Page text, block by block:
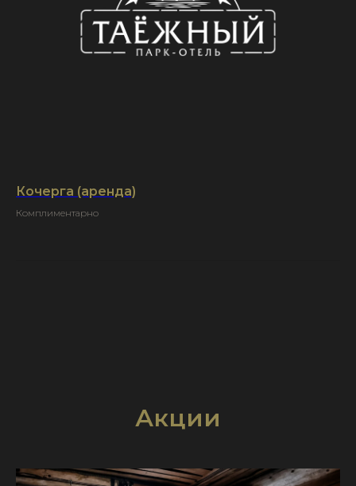
Кочерга (аренда)
Комплиментарно
Акции